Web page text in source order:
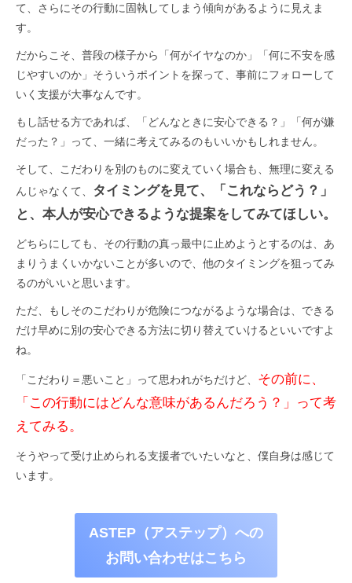
て、さらにその行動に固執してしまう傾向があるように見えま
す。
だからこそ、普段の様子から「何がイヤなのか」「何に不安を感
じやすいのか」そういうポイントを探って、事前にフォローして
いく支援が大事なんです。
もし話せる方であれば、「どんなときに安心できる？」「何が嫌
だった？」って、一緒に考えてみるのもいいかもしれません。
そして、こだわりを別のものに変えていく場合も、無理に変える
んじゃなくて、 タイミングを見て、「これならどう？」
と、本人が安心できるような提案をしてみてほしい。
どちらにしても、その行動の真っ最中に止めようとするのは、あ
まりうまくいかないことが多いので、他のタイミングを狙ってみ
るのがいいと思います。
ただ、もしそのこだわりが危険につながるような場合は、できる
だけ早めに別の安心できる方法に切り替えていけるといいですよ
ね。
「こだわり＝悪いこと」って思われがちだけど、 その前に、
「この行動にはどんな意味があるんだろう？」って考
えてみる。
そうやって受け止められる支援者でいたいなと、僕自身は感じて
います。
ASTEP（アステップ）への
お問い合わせはこちら